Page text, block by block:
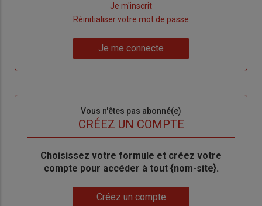
Je m'inscrit
de
Réinitialiser votre mot de passe
me
Je me connecte
Vous n'êtes pas abonné(e)
CRÉEZ UN COMPTE
BodyChoisissez votre formule et créez votre
compte pour accéder à tout {nom-site}.
Créez un compte